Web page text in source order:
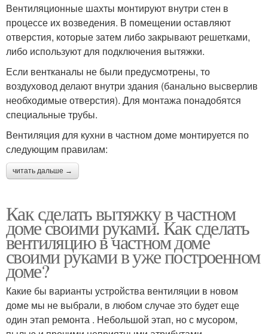
Вентиляционные шахты монтируют внутри стен в
процессе их возведения. В помещении оставляют
отверстия, которые затем либо закрывают решетками,
либо используют для подключения вытяжки.
Если вентканалы не были предусмотрены, то
воздуховод делают внутри здания (банально высверлив
необходимые отверстия). Для монтажа понадобятся
специальные трубы.
Вентиляция для кухни в частном доме монтируется по
следующим правилам:
читать дальше →
Как сделать вытяжку в частном
доме своими руками. Как сделать
вентиляцию в частном доме
своими руками в уже построенном
доме?
Какие бы варианты устройства вентиляции в новом
доме мы не выбрали, в любом случае это будет еще
один этап ремонта . Небольшой этап, но с мусором,